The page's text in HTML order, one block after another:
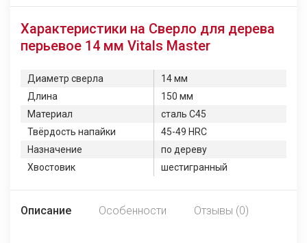
Характеристики на Сверло для дерева
перьевое 14 мм Vitals Master
Диаметр сверла
14 мм
Длина
150 мм
Материал
сталь С45
Твёрдость напайки
45-49 HRC
Назначение
по дереву
Хвостовик
шестигранный
Описание Особенности Отзывы (0)